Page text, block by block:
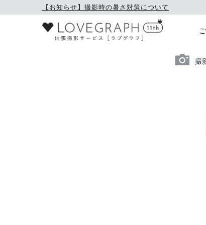
【お知らせ】撮影時の暑さ対策について
撮